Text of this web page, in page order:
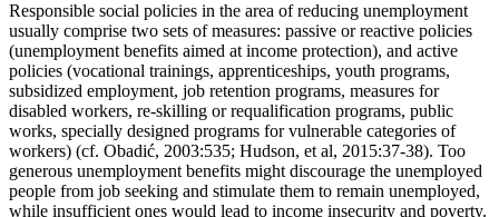
Responsible social policies in the area of reducing unemployment
usually comprise two sets of measures: passive or reactive policies
(unemployment benefits aimed at income protection), and active
policies (vocational trainings, apprenticeships, youth programs,
subsidized employment, job retention programs, measures for
disabled workers, re-skilling or requalification programs, public
works, specially designed programs for vulnerable categories of
workers) (cf. Obadić, 2003:535; Hudson, et al, 2015:37-38). Too
generous unemployment benefits might discourage the unemployed
people from job seeking and stimulate them to remain unemployed,
while insufficient ones would lead to income insecurity and poverty.